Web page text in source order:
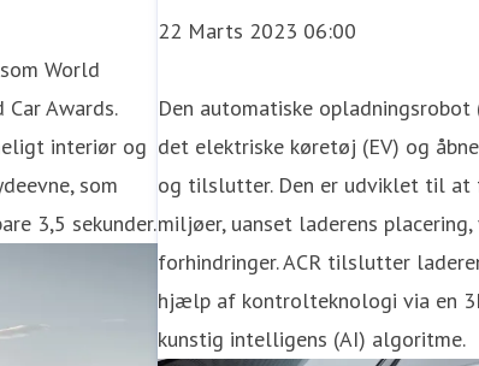
World
Awards.
interiør og
som
3,5 sekunder.
22 Marts 2023 06:00
Den automatiske opladningsrobot
det elektriske køretøj (EV) og
og tilslutter. Den er udviklet til
miljøer, uanset laderens
forhindringer. ACR tilslutter
hjælp af kontrolteknologi via en
kunstig intelligens (AI) algoritme.